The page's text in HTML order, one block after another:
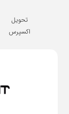
تحویل
اکسپرس